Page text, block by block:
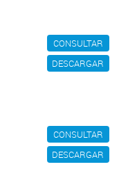
CONSULTAR
DESCARGAR
CONSULTAR
DESCARGAR